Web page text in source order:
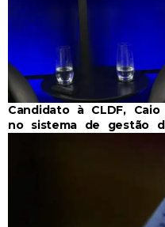
Candidato à CLDF,
no sistema de gestão